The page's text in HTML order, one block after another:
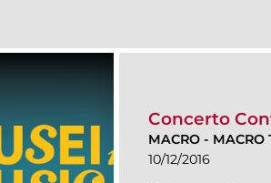
Concerto
MACRO - MACRO
10/12/2016